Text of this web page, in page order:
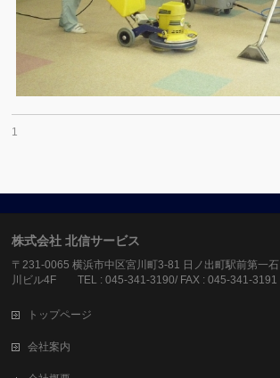
1
株式会社 北信サービス
〒231-0065 横浜市中区宮川町3-81 日ノ出町駅前第一石
川ビル4F TEL : 045-341-3190/ FAX : 045-341-3191
トップページ
会社案内